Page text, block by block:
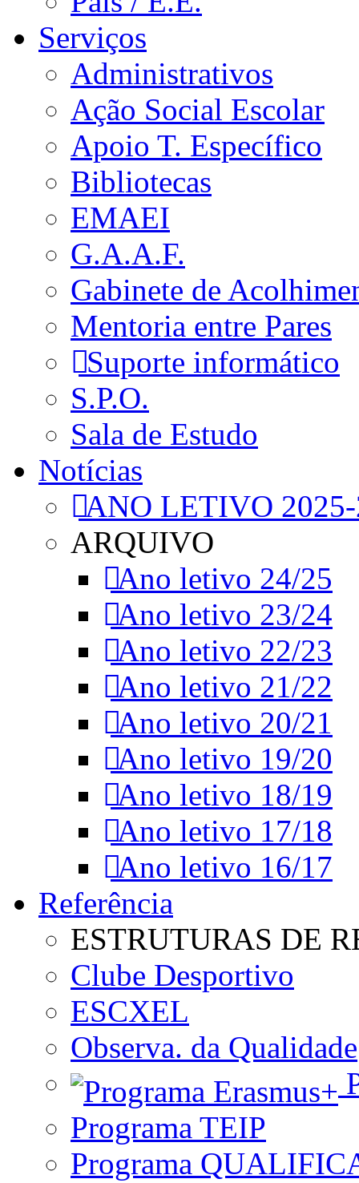
Serviços
Administrativos
Ação Social Escolar
Apoio T. Específico
Bibliotecas
EMAEI
G.A.A.F.
Gabinete de
Mentoria entre Pares
Suporte informático
S.P.O.
Sala de Estudo
Notícias
ANO LETIVO
ARQUIVO
Ano letivo 24/25
Ano letivo 23/24
Ano letivo 22/23
Ano letivo 21/22
Ano letivo 20/21
Ano letivo 19/20
Ano letivo 18/19
Ano letivo 17/18
Ano letivo 16/17
Referência
ESTRUTURAS DE
Clube Desportivo
ESCXEL
Observa. da Qualidade
Programa TEIP
Programa